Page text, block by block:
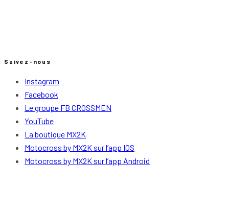
Suivez-nous
Instagram
Facebook
Le groupe FB CROSSMEN
YouTube
La boutique MX2K
Motocross by MX2K sur l’app IOS
Motocross by MX2K sur l’app Android